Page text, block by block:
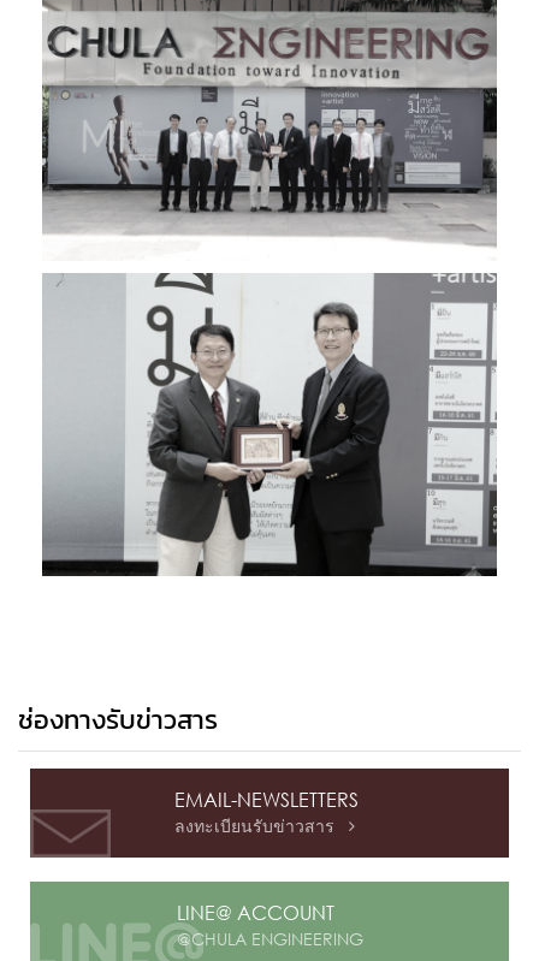
ช่องทางรับข่าวสาร
EMAIL-NEWSLETTERS
ลงทะเบียนรับข่าวสาร 
LINE@ ACCOUNT
@CHULA ENGINEERING